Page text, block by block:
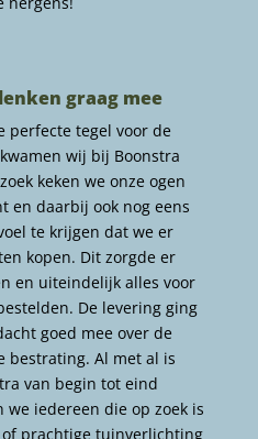
graag mee
perfecte tegel voor de
wij bij Boonstra
keken we onze ogen
en daarbij ook nog eens
te krijgen dat we er
kopen. Dit zorgde er
en uiteindelijk alles voor
De levering ging
goed mee over de
bestrating. Al met al is
van begin tot eind
iedereen die op zoek is
prachtige tuinverlichting